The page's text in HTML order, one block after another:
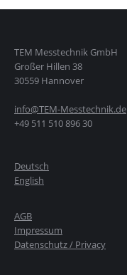
TEM Messtechnik GmbH
Großer Hillen 38
30559 Hannover
info@TEM-Messtechnik.de
+49 511 510 896 30
Deutsch
English
AGB
Impressum
Datenschutz / Privacy